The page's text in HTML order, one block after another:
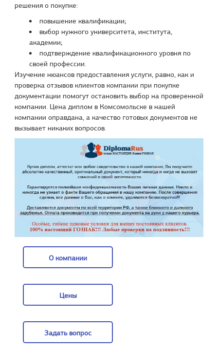
решения о покупке:
повышение квалификации;
выбор нужного университета, института,
академии;
подтверждение квалификационного уровня по
своей профессии.
Изучение нюансов предоставления услуги, равно, как и
проверка отзывов клиентов компании при покупке
документации помогут остановить выбор на проверенной
компании. Цена диплом в Комсомольске в нашей
компании оправдана, а качество готовых документов не
вызывает никаких вопросов.
О компании
Цены
Задать вопрос